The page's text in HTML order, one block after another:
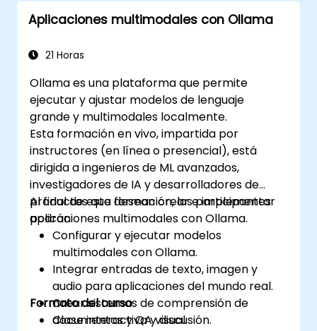
Aplicaciones multimodales con Ollama
21 Horas
Ollama es una plataforma que permite
ejecutar y ajustar modelos de lenguaje
grande y multimodales localmente.
Esta formación en vivo, impartida por
instructores (en línea o presencial), está
dirigida a ingenieros de ML avanzados,
investigadores de IA y desarrolladores de
productos que desean crear e implementar
aplicaciones multimodales con Ollama.
Al final de esta formación, los participantes
podrán:
Configurar y ejecutar modelos
multimodales con Ollama.
Integrar entradas de texto, imagen y
audio para aplicaciones del mundo real.
Crear sistemas de comprensión de
documentos y QA visual.
Formato del curso
Clase interactiva y discusión.